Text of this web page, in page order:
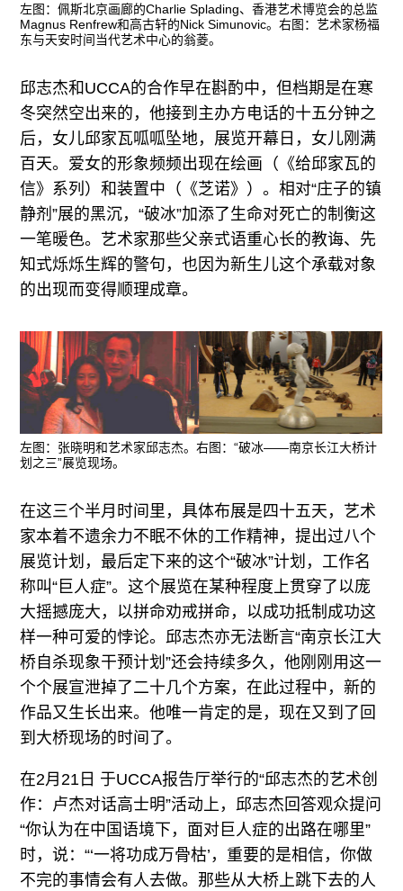
左图：佩斯北京画廊的Charlie Splading、香港艺术博览会的总监
Magnus Renfrew和高古轩的Nick Simunovic。右图：艺术家杨福
东与天安时间当代艺术中心的翁菱。
邱志杰和UCCA的合作早在斟酌中，但档期是在寒
冬突然空出来的，他接到主办方电话的十五分钟之
后，女儿邱家瓦呱呱坠地，展览开幕日，女儿刚满
百天。爱女的形象频频出现在绘画（《给邱家瓦的
信》系列）和装置中（《芝诺》）。相对“庄子的镇
静剂”展的黑沉，“破冰”加添了生命对死亡的制衡这
一笔暖色。艺术家那些父亲式语重心长的教诲、先
知式烁烁生辉的警句，也因为新生儿这个承载对象
的出现而变得顺理成章。
左图：张晓明和艺术家邱志杰。右图：“破冰——南京长江大桥计
划之三”展览现场。
在这三个半月时间里，具体布展是四十五天，艺术
家本着不遗余力不眠不休的工作精神，提出过八个
展览计划，最后定下来的这个“破冰”计划，工作名
称叫“巨人症”。这个展览在某种程度上贯穿了以庞
大摇撼庞大，以拼命劝戒拼命，以成功抵制成功这
样一种可爱的悖论。邱志杰亦无法断言“南京长江大
桥自杀现象干预计划”还会持续多久，他刚刚用这一
个个展宣泄掉了二十几个方案，在此过程中，新的
作品又生长出来。他唯一肯定的是，现在又到了回
到大桥现场的时间了。
在2月21日 于UCCA报告厅举行的“邱志杰的艺术创
作：卢杰对话高士明”活动上，邱志杰回答观众提问
“你认为在中国语境下，面对巨人症的出路在哪里”
时，说：“‘一将功成万骨枯’，重要的是相信，你做
不完的事情会有人去做。那些从大桥上跳下去的人